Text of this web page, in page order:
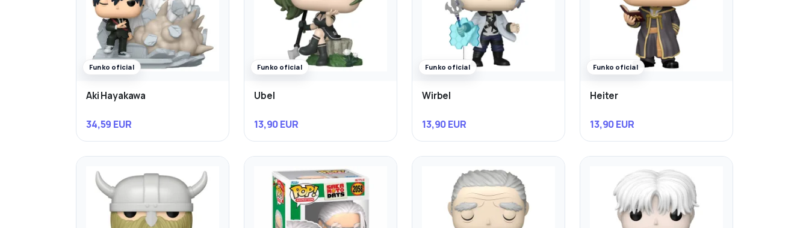
Funko oficial
Aki Hayakawa
34,59 EUR
Funko oficial
Ubel
13,90 EUR
Funko oficial
Wirbel
13,90 EUR
Funko oficial
Heiter
13,90 EUR